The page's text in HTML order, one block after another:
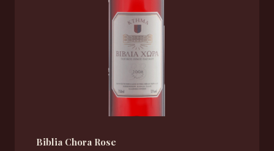
Biblia Chora Rose